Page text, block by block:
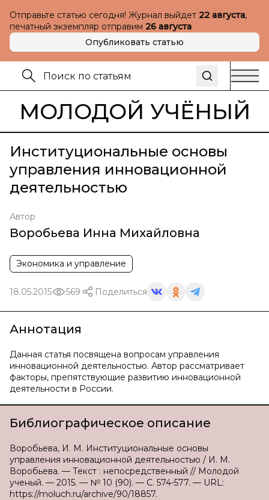
Отправьте статью сегодня! Журнал выйдет 22 августа,
печатный экземпляр отправим 26 августа
Опубликовать статью
МОЛОДОЙ УЧЁНЫЙ
Институциональные основы
управления инновационной
деятельностью
Автор
Воробьева Инна Михайловна
Экономика и управление
18.05.2015 569 Поделиться
Аннотация
Данная статья посвящена вопросам управления
инновационной деятельностью. Автор рассматривает
факторы, препятствующие развитию инновационной
деятельности в России.
Библиографическое описание
Воробьева, И. М. Институциональные основы
управления инновационной деятельностью / И. М.
Воробьева. — Текст : непосредственный // Молодой
ученый. — 2015. — № 10 (90). — С. 574-577. — URL:
https://moluch.ru/archive/90/18857.